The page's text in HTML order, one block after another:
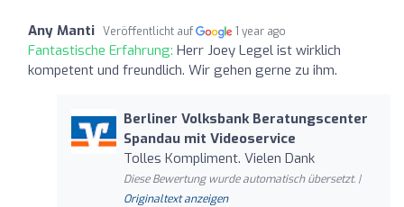
Any Manti Veröffentlicht auf 1 year ago
Fantastische Erfahrung: Herr Joey Legel ist wirklich
kompetent und freundlich. Wir gehen gerne zu ihm.
Berliner Volksbank Beratungscenter
Spandau mit Videoservice
Tolles Kompliment. Vielen Dank
Diese Bewertung wurde automatisch übersetzt. |
Originaltext anzeigen